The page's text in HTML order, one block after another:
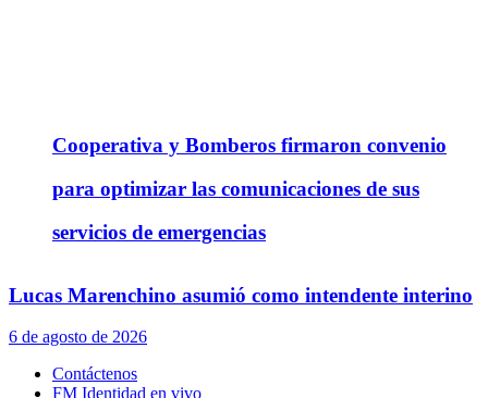
Cooperativa y Bomberos firmaron convenio
para optimizar las comunicaciones de sus
servicios de emergencias
Lucas Marenchino asumió como intendente interino
6 de agosto de 2026
Contáctenos
FM Identidad en vivo